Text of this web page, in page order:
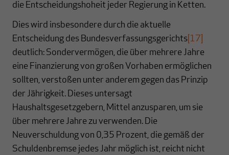
die Entscheidungshoheit jeder Regierung in Ketten.
Dies wird insbesondere durch die aktuelle
Entscheidung des Bundesverfassungsgerichts [17]
deutlich: Sondervermögen, die über mehrere Jahre
eine Finanzierung von großen Vorhaben ermöglichen
sollten, verstoßen unter anderem gegen das Prinzip
der Jährigkeit. Dieses untersagt
Haushaltsgesetzgebern, Mittel anzusparen, um sie
über mehrere Jahre zu verwenden. Die
Neuverschuldung von 0,35 Prozent, die gemäß der
Schuldenbremse jedes Jahr möglich ist, reicht nicht